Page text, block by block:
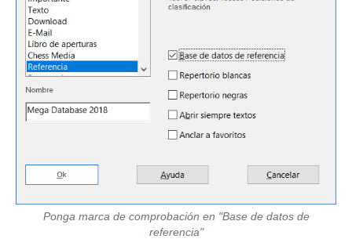
Ponga marca de comprobación en "Base de datos de
referencia"